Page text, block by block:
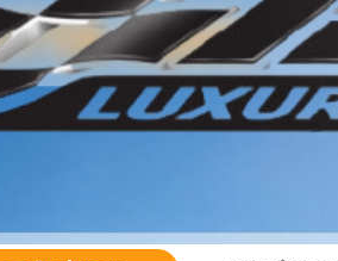
HJUL